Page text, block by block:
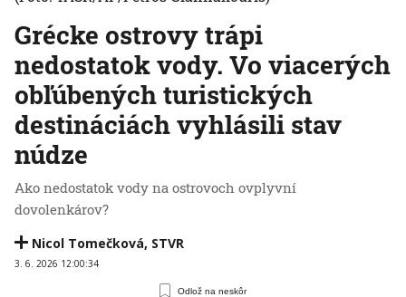
Grécke ostrovy trápi
nedostatok vody. Vo viacerých
obľúbených turistických
destináciách vyhlásili stav
núdze
Ako nedostatok vody na ostrovoch ovplyvní
dovolenkárov?
Nicol Tomečková, STVR
3. 6. 2026 12:00:34
Odlož na neskôr